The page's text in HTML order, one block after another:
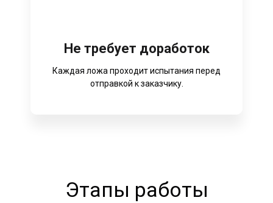
Не требует доработок
Каждая ложа проходит испытания перед
отправкой к заказчику.
Этапы работы